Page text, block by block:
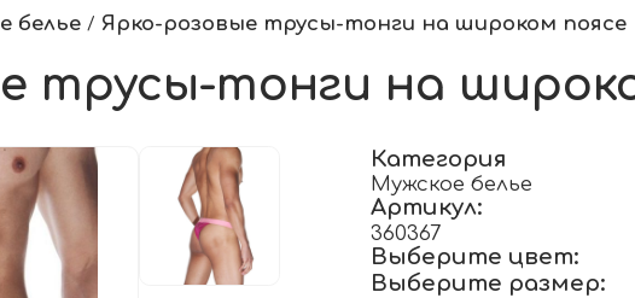
белье / Ярко-розовые трусы-тонги на широком поясе
трусы-тонги на
Категория
Мужское белье
Артикул:
360367
Выберите цвет:
Выберите размер: